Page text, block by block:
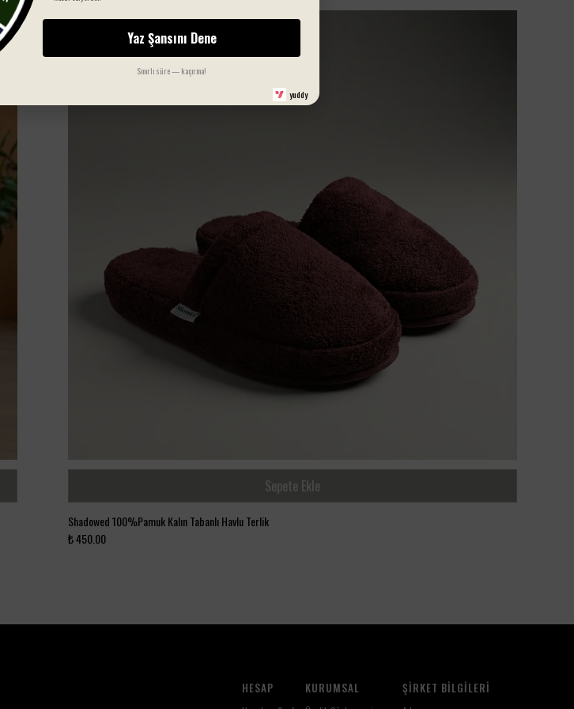
yaşamın her anında konfor arayanlar için mükemmel
ürün, kullanıcıların beklentilerini karşılamak üzere
Sepete Ekle
Shadowed 100%Pamuk Kalın Tabanlı Havlu Terlik
₺ 450.00
HESAP KURUMSAL ŞIRKET BILGILERI
Yaz Şansını Dene
Sınırlı süre — kaçırma!
yuddy